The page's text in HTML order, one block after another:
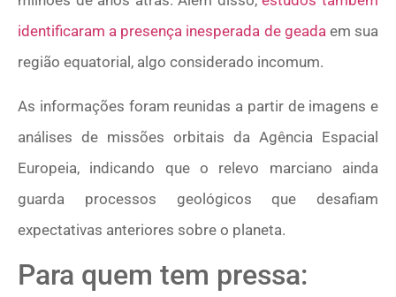
identificaram a presença inesperada de geadaem sua
região equatorial, algo considerado incomum.
As informações foram reunidas a partir de imagens e
análises de missões orbitais da Agência Espacial
Europeia, indicando que o relevo marciano ainda
guarda processos geológicos que desafiam
expectativas anteriores sobre o planeta.
Para quem tem pressa: